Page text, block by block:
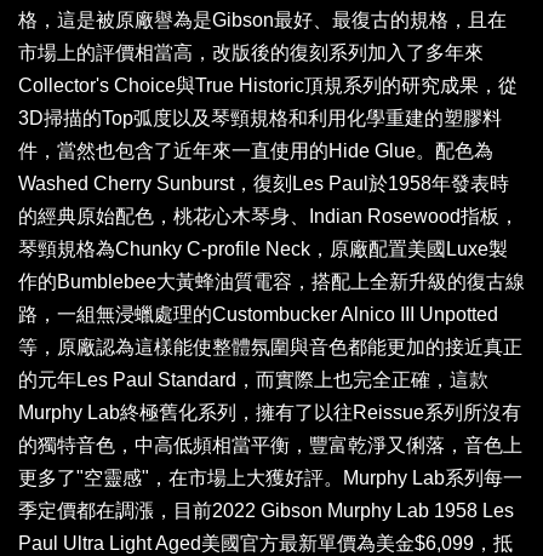
格，這是被原廠譽為是Gibson最好、最復古的規格，且在
市場上的評價相當高，改版後的復刻系列加入了多年來
Collector's Choice與True Historic頂規系列的研究成果，從
3D掃描的Top弧度以及琴頸規格和利用化學重建的塑膠料
件，當然也包含了近年來一直使用的Hide Glue。配色為
Washed Cherry Sunburst，復刻Les Paul於1958年發表時
的經典原始配色，桃花心木琴身、Indian Rosewood指板，
琴頸規格為Chunky C-profile Neck，原廠配置美國Luxe製
作的Bumblebee大黃蜂油質電容，搭配上全新升級的復古線
路，一組無浸蠟處理的Custombucker Alnico III Unpotted
等，原廠認為這樣能使整體氛圍與音色都能更加的接近真正
的元年Les Paul Standard，而實際上也完全正確，這款
Murphy Lab終極舊化系列，擁有了以往Reissue系列所沒有
的獨特音色，中高低頻相當平衡，豐富乾淨又俐落，音色上
更多了"空靈感"，在市場上大獲好評。Murphy Lab系列每一
季定價都在調漲，目前2022 Gibson Murphy Lab 1958 Les
Paul Ultra Light Aged美國官方最新單價為美金$6,099，抵